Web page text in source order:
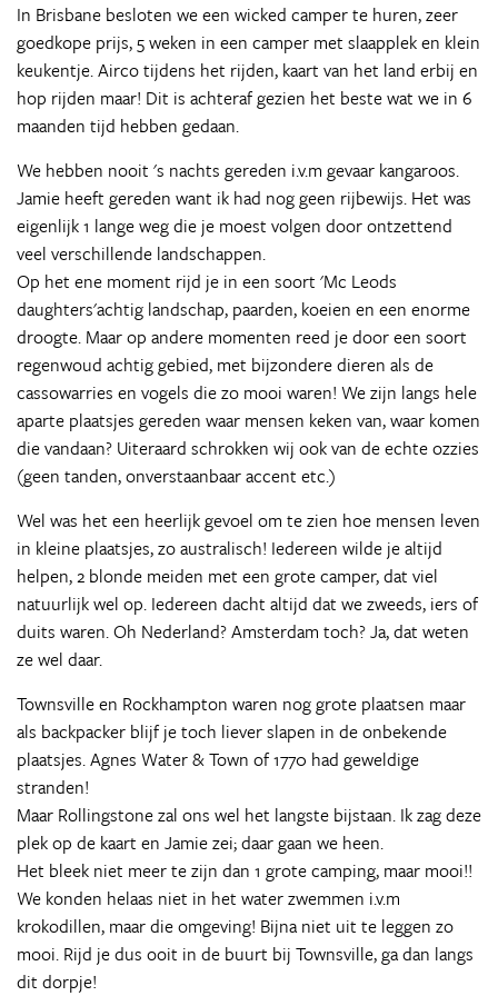
In Brisbane besloten we een wicked camper te huren, zeer
goedkope prijs, 5 weken in een camper met slaapplek en klein
keukentje. Airco tijdens het rijden, kaart van het land erbij en
hop rijden maar! Dit is achteraf gezien het beste wat we in 6
maanden tijd hebben gedaan.
We hebben nooit 's nachts gereden i.v.m gevaar kangaroos.
Jamie heeft gereden want ik had nog geen rijbewijs. Het was
eigenlijk 1 lange weg die je moest volgen door ontzettend
veel verschillende landschappen.
Op het ene moment rijd je in een soort 'Mc Leods
daughters'achtig landschap, paarden, koeien en een enorme
droogte. Maar op andere momenten reed je door een soort
regenwoud achtig gebied, met bijzondere dieren als de
cassowarries en vogels die zo mooi waren! We zijn langs hele
aparte plaatsjes gereden waar mensen keken van, waar komen
die vandaan? Uiteraard schrokken wij ook van de echte ozzies
(geen tanden, onverstaanbaar accent etc.)
Wel was het een heerlijk gevoel om te zien hoe mensen leven
in kleine plaatsjes, zo australisch! Iedereen wilde je altijd
helpen, 2 blonde meiden met een grote camper, dat viel
natuurlijk wel op. Iedereen dacht altijd dat we zweeds, iers of
duits waren. Oh Nederland? Amsterdam toch? Ja, dat weten
ze wel daar.
Townsville en Rockhampton waren nog grote plaatsen maar
als backpacker blijf je toch liever slapen in de onbekende
plaatsjes. Agnes Water & Town of 1770 had geweldige
stranden!
Maar Rollingstone zal ons wel het langste bijstaan. Ik zag deze
plek op de kaart en Jamie zei; daar gaan we heen.
Het bleek niet meer te zijn dan 1 grote camping, maar mooi!!
We konden helaas niet in het water zwemmen i.v.m
krokodillen, maar die omgeving! Bijna niet uit te leggen zo
mooi. Rijd je dus ooit in de buurt bij Townsville, ga dan langs
dit dorpje!